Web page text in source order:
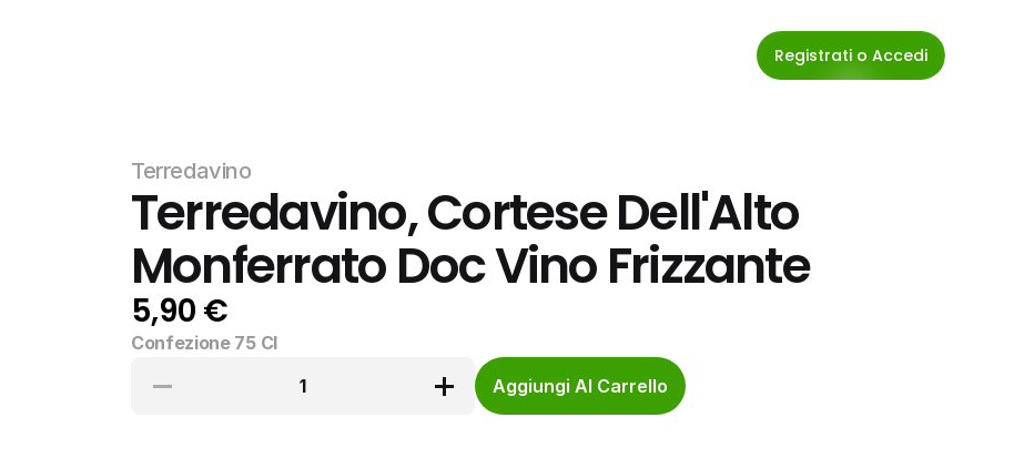
Registrati o Accedi
Terredavino
Terredavino, Cortese Dell'Alto
Monferrato Doc Vino Frizzante
5,90 €
Confezione 75 Cl
1
Aggiungi Al Carrello